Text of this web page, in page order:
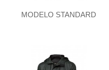
MODELO STANDARD